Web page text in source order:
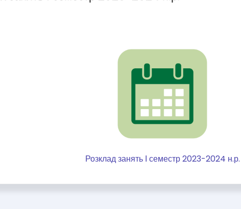
Розклад занять І семестр 2023-2024 н.р.